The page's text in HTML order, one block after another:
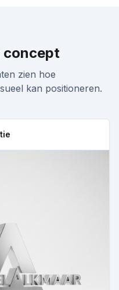
concept
zien hoe
kan positioneren.